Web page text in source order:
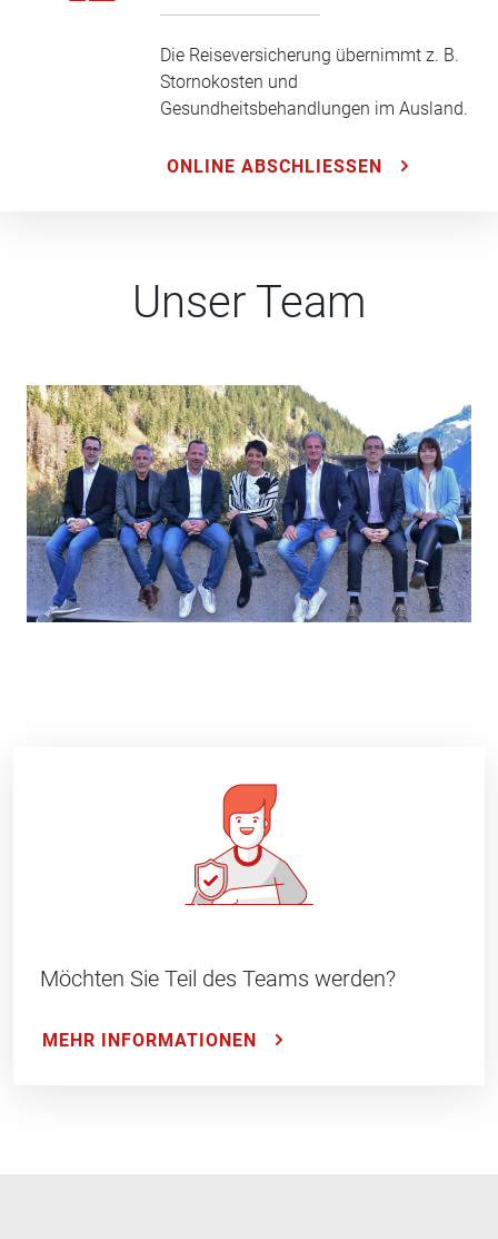
Die Reiseversicherung übernimmt z. B.
Stornokosten und
Gesundheitsbehandlungen im Ausland.
ONLINE ABSCHLIESSEN
Unser Team
Möchten Sie Teil des Teams werden?
MEHR INFORMATIONEN